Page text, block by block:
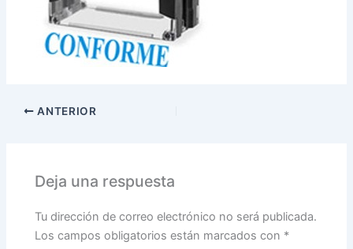
ANTERIOR
Deja una respuesta
Tu dirección de correo electrónico no será publicada.
Los campos obligatorios están marcados con *